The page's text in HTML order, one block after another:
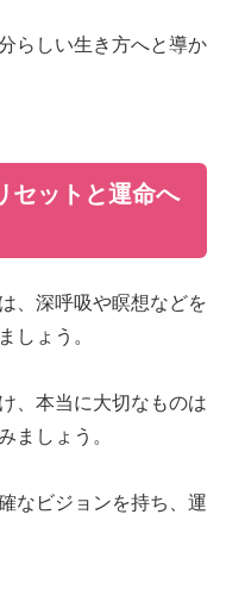
らしい生き方へと導か
セットと運命へ
、深呼吸や瞑想などを
しょう。
、本当に大切なものは
ましょう。
なビジョンを持ち、運